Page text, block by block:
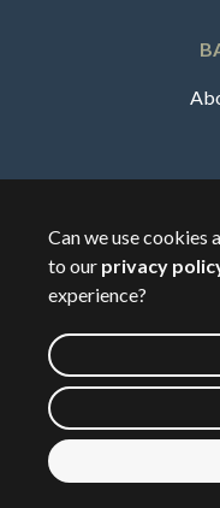
©
Can we use cookies
to our privacy
experience?